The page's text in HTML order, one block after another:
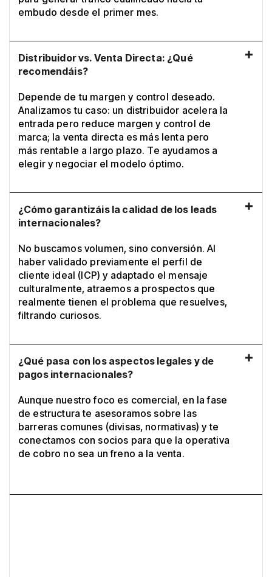
embudo desde el primer mes.
Distribuidor vs. Venta Directa: ¿Qué
recomendáis?
Depende de tu margen y control deseado.
Analizamos tu caso: un distribuidor acelera la
entrada pero reduce margen y control de
marca; la venta directa es más lenta pero
más rentable a largo plazo. Te ayudamos a
elegir y negociar el modelo óptimo.
¿Cómo garantizáis la calidad de los leads
internacionales?
No buscamos volumen, sino conversión. Al
haber validado previamente el perfil de
cliente ideal (ICP) y adaptado el mensaje
culturalmente, atraemos a prospectos que
realmente tienen el problema que resuelves,
filtrando curiosos.
¿Qué pasa con los aspectos legales y de
pagos internacionales?
Aunque nuestro foco es comercial, en la fase
de estructura te asesoramos sobre las
barreras comunes (divisas, normativas) y te
conectamos con socios para que la operativa
de cobro no sea un freno a la venta.